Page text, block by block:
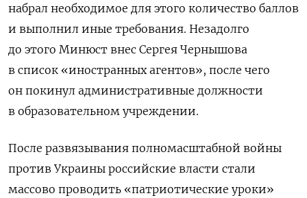
набрал необходимое для этого количество баллов
и выполнил иные требования. Незадолго
до этого Минюст внес Сергея Чернышова
в список «иностранных агентов», после чего
он покинул административные должности
в образовательном учреждении.
После развязывания полномасштабной войны
против Украины российские власти стали
массово проводить «патриотические уроки»